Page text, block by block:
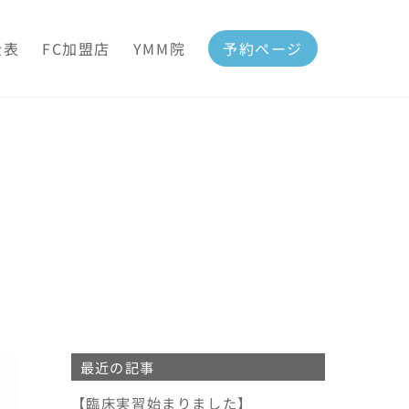
FC加盟店 YMM院 予約ページ
最近の記事
【臨床実習始まりました】